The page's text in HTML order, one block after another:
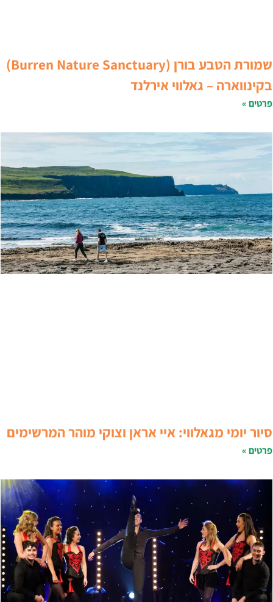
שמורת הטבע בורן (Burren Nature Sanctuary)
בקינווארה – גאלווי אירלנד
פרטים »
סיור יומי מגאלווי: איי אראן וצוקי מוהר המרשימים
פרטים »